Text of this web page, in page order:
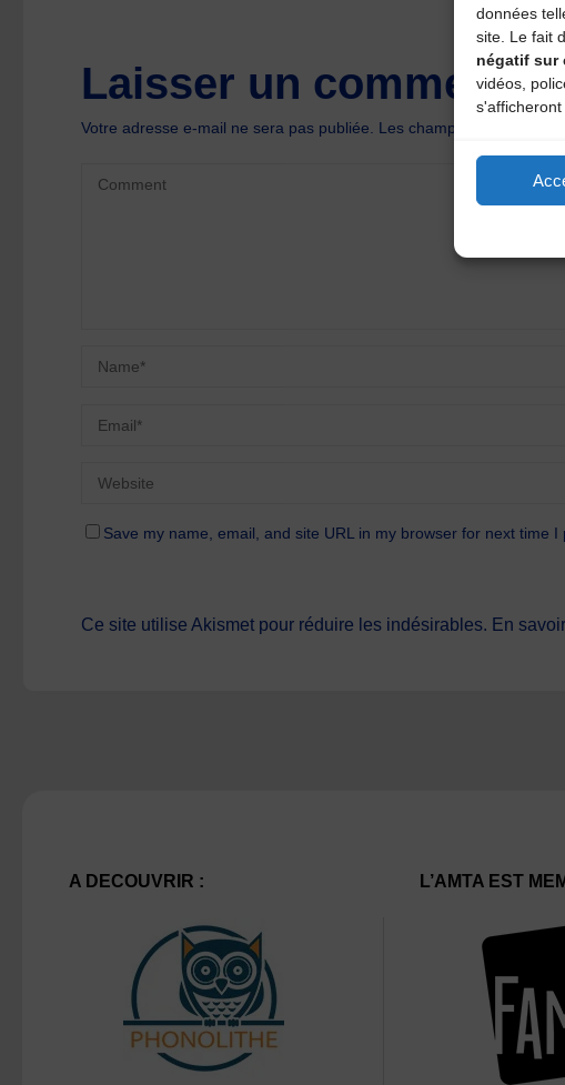
données
site. Le fait
négatif sur
vidéos,
s'afficheront
Laisser un
Votre adresse e-mail ne sera pas publiée. Les champs obligatoires
Save my name, email, and site URL in my browser for next time I
Ce site utilise Akismet pour réduire les indésirables. En
A DECOUVRIR : L’AMTA EST